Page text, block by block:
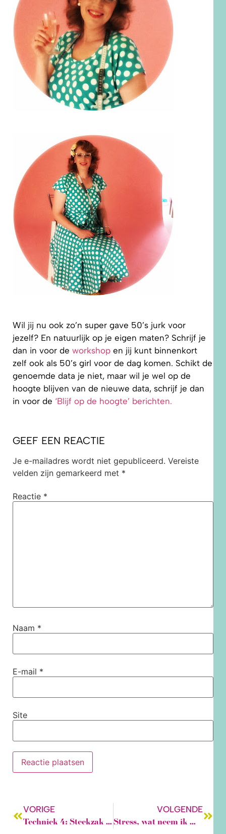
Wil jij nu ook zo’n super gave 50’s jurk voor
jezelf? En natuurlijk op je eigen maten? Schrijf je
dan in voor de workshop en jij kunt binnenkort
zelf ook als 50’s girl voor de dag komen. Schikt de
genoemde data je niet, maar wil je wel op de
hoogte blijven van de nieuwe data, schrijf je dan
in voor de ‘Blijf op de hoogte’ berichten.
GEEF EEN REACTIE
Je e-mailadres wordt niet gepubliceerd. Vereiste
velden zijn gemarkeerd met *
Reactie *
Naam *
E-mail *
Site
VORIGE
Techniek 4: Steekzak maken
VOLGENDE
Stress, wat neem ik mee in mijn vakantiekoffer?